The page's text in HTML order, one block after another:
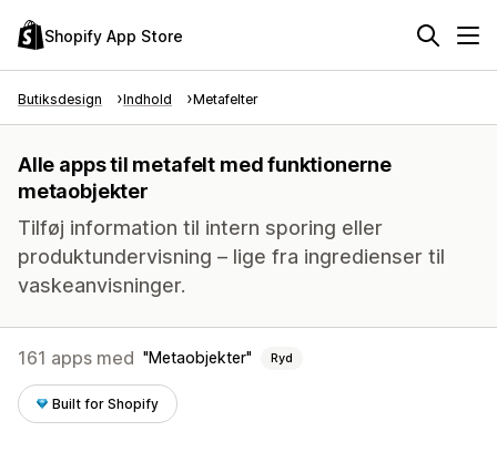
Shopify App Store
Butiksdesign Indhold Metafelter
Alle apps til metafelt med funktionerne
metaobjekter
Tilføj information til intern sporing eller
produktundervisning – lige fra ingredienser til
vaskeanvisninger.
161 apps med Metaobjekter Ryd
Built for Shopify